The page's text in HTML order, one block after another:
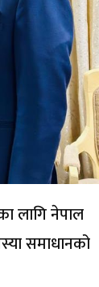
लागि नेपाल
समाधानको